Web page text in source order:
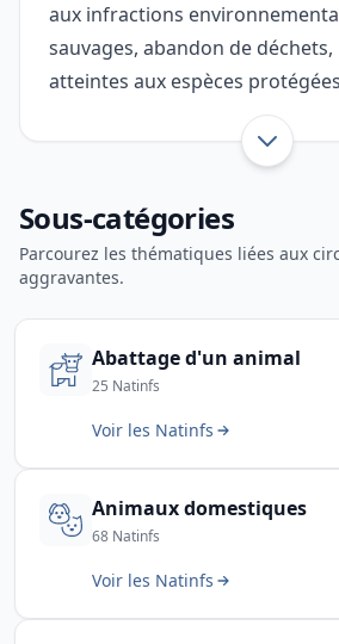
aux infractions
sauvages, abandon de
atteintes aux espèces
bruit, installations classées et
règles de protection de
rapidement la Natinf adaptée
constatés.
Afficher
Sous-catégories
Parcourez les thématiques liées aux
aggravantes.
Abattage d'un animal
25 Natinfs
Voir les Natinfs
Animaux domestiques
68 Natinfs
Voir les Natinfs